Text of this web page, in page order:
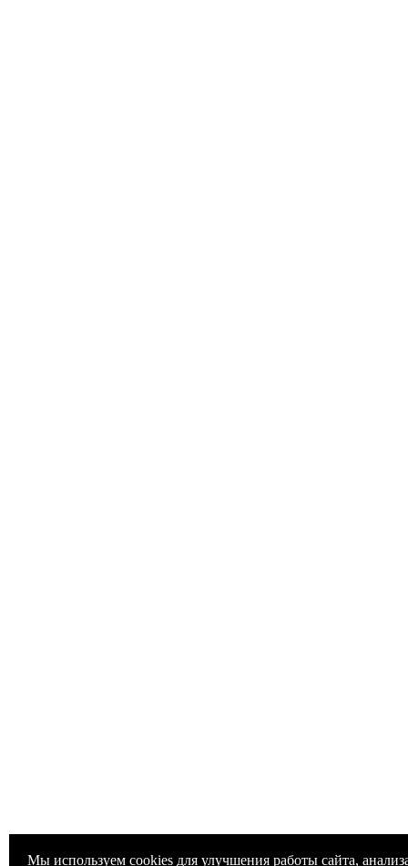
Мы используем cookies для улучшения работы сайта,